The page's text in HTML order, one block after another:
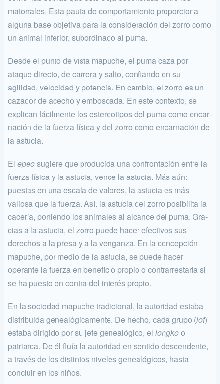
matorrales. Esta pauta de comportamiento proporciona
alguna base objetiva para la consideración del zorro como
un animal inferior, subordinado al puma.
Desde el punto de vista mapuche, el puma caza por
ataque direc­to, de carrera y salto, confiando en su
agilidad, velocidad y potencia. En cambio, el zorro es un
cazador de acecho y emboscada. En este contexto, se
explican fácilmente los estereotipos del puma como encar­
nación de la fuerza física y del zorro como encarnación de
la astucia.
El epeosugiere que producida una confrontación entre la
fuerza física y la astucia, vence la astucia. Más aún:
puestas en una escala de valores, la astucia es más
valiosa que la fuerza. Así, la astucia del zorro posibilita la
cacería, poniendo los animales al alcance del puma. Gra­
cias a la astucia, el zorro puede hacer efectivos sus
derechos a la presa y a la venganza. En la concepción
mapuche, por medio de la astucia, se puede hacer
operante la fuerza en beneficio propio o contrarrestarla si
se ha puesto en contra del interés propio.
En la sociedad mapuche tradicional, la autoridad estaba
distribui­da genealógicamente. De hecho, cada grupo (lof)
estaba dirigido por su jefe genealógico, el longkoo
patriarca. De él fluía la autoridad en sen­tido descendente,
a través de los distintos niveles genealógicos, hasta
concluir en los niños.